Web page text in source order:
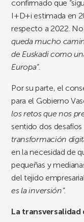
confirmado que
I+D+i estimada en
respecto a 2022.
queda mucho
de Euskadi como
Europa”.
Por su parte, el
para el Gobierno
los retos que nos
sentido dos desafíos
transformación
en la necesidad de
pequeñas y
del tejido
es la inversión”.
La transversalidad